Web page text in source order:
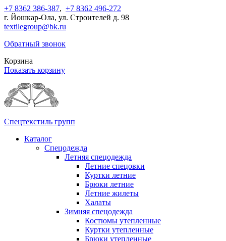
+7 8362 386-387, +7 8362 496-272
г. Йошкар-Ола, ул. Строителей д. 98
textilegroup@bk.ru
Обратный звонок
Корзина
Показать корзину
Спецтекстиль групп
Каталог
Спецодежда
Летняя спецодежда
Летние спецовки
Куртки летние
Брюки летние
Летние жилеты
Халаты
Зимняя спецодежда
Костюмы утепленные
Куртки утепленные
Брюки утепленные